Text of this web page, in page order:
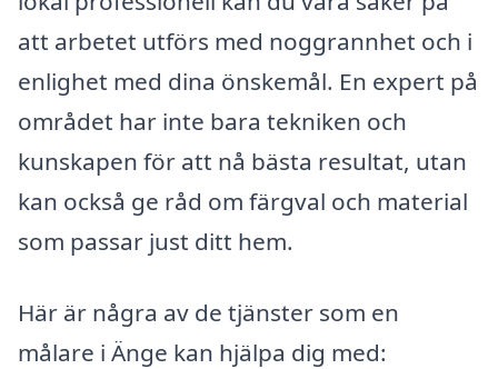
att arbetet utförs med noggrannhet och i
enlighet med dina önskemål. En expert på
området har inte bara tekniken och
kunskapen för att nå bästa resultat, utan
kan också ge råd om färgval och material
som passar just ditt hem.
Här är några av de tjänster som en
målare i Änge kan hjälpa dig med: